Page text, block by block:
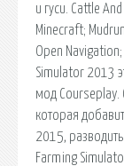
и гуси. Cattle
Minecraft;
Open
Simulator 2013
мод Courseplay.
которая
2015,
Farming